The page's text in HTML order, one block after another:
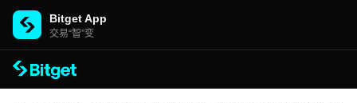
Bitget App
交易“智”变